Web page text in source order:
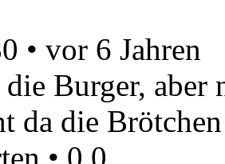
• vor 6 Jahren
Burger, aber
da die